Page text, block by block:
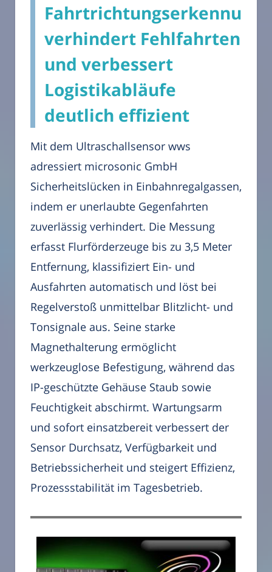
Fahrtrichtungserkennung
verhindert Fehlfahrten
und verbessert
Logistikabläufe
deutlich effizient
Mit dem Ultraschallsensor wws
adressiert microsonic GmbH
Sicherheitslücken in Einbahnregalgassen,
indem er unerlaubte Gegenfahrten
zuverlässig verhindert. Die Messung
erfasst Flurförderzeuge bis zu 3,5 Meter
Entfernung, klassifiziert Ein- und
Ausfahrten automatisch und löst bei
Regelverstoß unmittelbar Blitzlicht- und
Tonsignale aus. Seine starke
Magnethalterung ermöglicht
werkzeuglose Befestigung, während das
IP-geschützte Gehäuse Staub sowie
Feuchtigkeit abschirmt. Wartungsarm
und sofort einsatzbereit verbessert der
Sensor Durchsatz, Verfügbarkeit und
Betriebssicherheit und steigert Effizienz,
Prozessstabilität im Tagesbetrieb.